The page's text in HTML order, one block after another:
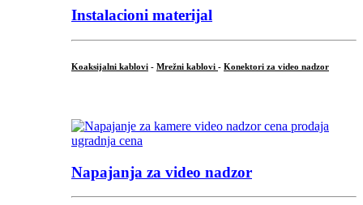
Instalacioni materijal
Koaksijalni kablovi - Mrežni kablovi - Konektori za video nadzor
Napajanja za video nadzor